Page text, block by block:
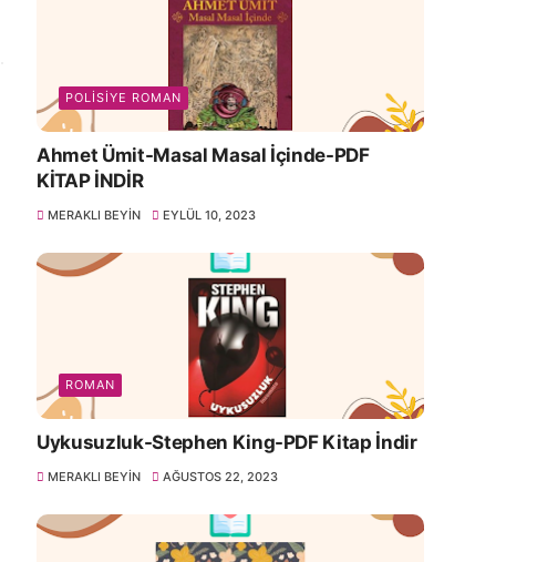
POLISIYE ROMAN
Ahmet Ümit-Masal Masal İçinde-PDF
KİTAP İNDİR
MERAKLI BEYIN EYLÜL 10, 2023
ROMAN
Uykusuzluk-Stephen King-PDF Kitap İndir
MERAKLI BEYIN AĞUSTOS 22, 2023